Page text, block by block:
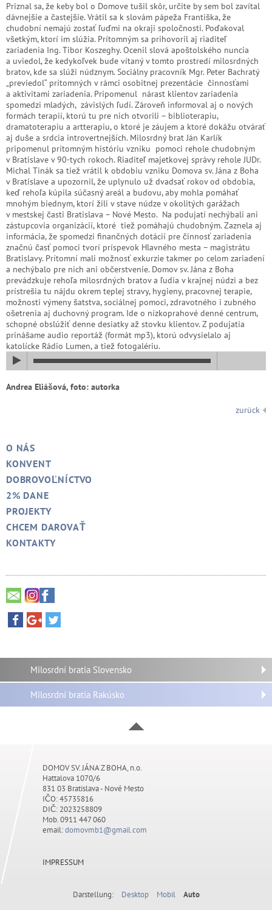
Priznal sa, že keby bol o Domove tušil skôr, určite by sem bol zavítal
dávnejšie a častejšie. Vrátil sa k slovám pápeža Františka, že
chudobní nemajú zostať ľuďmi na okraji spoločnosti. Poďakoval
všetkým, ktorí im slúžia. Prítomným sa prihovoril aj riaditeľ
zariadenia Ing. Tibor Koszeghy. Ocenil slová apoštolského nuncia
a uviedol, že kedykoľvek bude vítaný v tomto prostredí milosrdných
bratov, kde sa slúži núdznym. Sociálny pracovník Mgr. Peter Bachratý
„previedol“ prítomných v rámci osobitnej prezentácie činnosťami
a aktivitami zariadenia. Pripomenul nárast klientov zariadenia
spomedzi mladých, závislých ľudí. Zároveň informoval aj o nových
formách terapií, ktorú tu pre nich otvorili – biblioterapiu,
dramatoterapiu a artterapiu, o ktoré je záujem a ktoré dokážu otvárať
aj duše a srdcia introvertnejších. Milosrdný brat Ján Karlík
pripomenul prítomným históriu vzniku pomoci rehole chudobným
v Bratislave v 90-tych rokoch. Riaditeľ majetkovej správy rehole JUDr.
Michal Tinák sa tiež vrátil k obdobiu vzniku Domova sv. Jána z Boha
v Bratislave a upozornil, že uplynulo už dvadsať rokov od obdobia,
keď rehoľa kúpila súčasný areál a budovu, aby mohla pomáhať
mnohým biednym, ktorí žili v stave núdze v okolitých garážach
v mestskej časti Bratislava – Nové Mesto. Na podujatí nechýbali ani
zástupcovia organizácií, ktoré tiež pomáhajú chudobným. Zaznela aj
informácia, že spomedzi finančných dotácií pre činnosť zariadenia
značnú časť pomoci tvorí príspevok Hlavného mesta – magistrátu
Bratislavy. Prítomní mali možnosť exkurzie takmer po celom zariadení
a nechýbalo pre nich ani občerstvenie. Domov sv. Jána z Boha
prevádzkuje rehoľa milosrdných bratov a ľudia v krajnej núdzi a bez
prístrešia tu nájdu okrem teplej stravy, hygieny, pracovnej terapie,
možnosti výmeny šatstva, sociálnej pomoci, zdravotného i zubného
ošetrenia aj duchovný program. Ide o nízkoprahové denné centrum,
schopné obslúžiť denne desiatky až stovku klientov. Z podujatia
prinášame audio reportáž (formát mp3), ktorú odvysielalo aj
katolícke Rádio Lumen, a tiež fotogalériu.
Andrea Eliášová, foto: autorka
zurück
O NÁS
KONVENT
DOBROVOĽNÍCTVO
2% DANE
PROJEKTY
CHCEM DAROVAŤ
KONTAKTY
Milosrdní bratia Slovensko
Milosrdní bratia Rakúsko
DOMOV SV. JÁNA Z BOHA, n.o.
Hattalova 1070/6
831 03 Bratislava - Nové Mesto
IČO: 45735816
DIČ: 2023258809
Mob. 0911 447 060
email:domovmb1@gmail.com
IMPRESSUM
Darstellung: Desktop Mobil Auto